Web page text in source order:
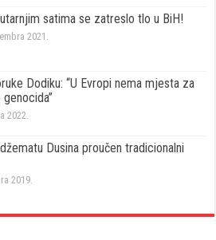
satima se zatreslo tlo u BiH!
2021.
Dodiku: “U Evropi nema mjesta za
2022.
džematu Dusina proučen tradicionalni
2019.